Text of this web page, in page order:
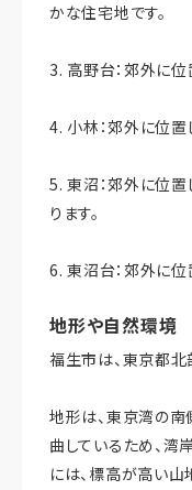
かな住宅地です。
3. 高野台：郊外に位
4. 小林：郊外に位置
5. 東沼：郊外に位
ります。
6. 東沼台：郊外に位
地形や自然環境
福生市は、東京都北
地形は、東京湾の南
曲しているため、湾
には、標高が高い